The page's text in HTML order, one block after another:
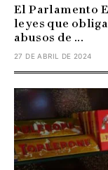
El Parlamento
leyes que
abusos de ...
27 DE ABRIL DE 2024